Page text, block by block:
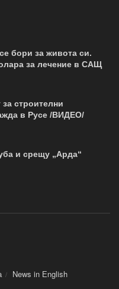
бори за живота си.
за лечение в САЩ
строителни
в Русе /ВИДЕО/
и срещу „Арда“
News in Еnglish